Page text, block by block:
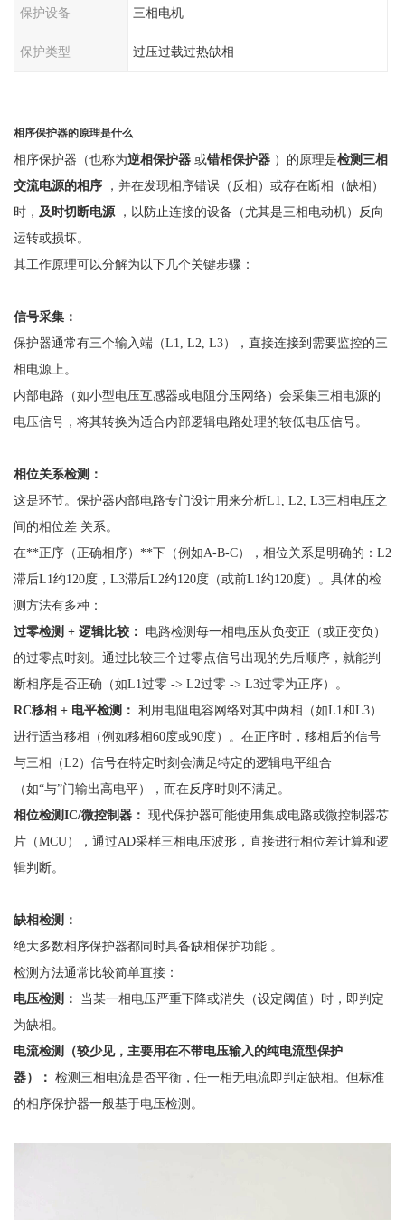
保护设备 三相电机
保护类型 过压过载过热缺相
相序保护器的原理是什么
相序保护器（也称为逆相保护器 或错相保护器 ）的原理是检测三相
交流电源的相序
，并在发现相序错误（反相）或存在断相（缺相）
时， 及时切断电源
，以防止连接的设备（尤其是三相电动机）反向
运转或损坏。
其工作原理可以分解为以下几个关键步骤：
信号采集：
保护器通常有三个输入端（L1, L2, L3），直接连接到需要监控的三
相电源上。
内部电路（如小型电压互感器或电阻分压网络）会采集三相电源的
电压信号，将其转换为适合内部逻辑电路处理的较低电压信号。
相位关系检测：
这是环节。保护器内部电路专门设计用来分析L1, L2, L3三相电压之
间的相位差 关系。
在**正序（正确相序）**下（例如A-B-C），相位关系是明确的：L2
滞后L1约120度，L3滞后L2约120度（或前L1约120度）。具体的检
测方法有多种：
过零检测 + 逻辑比较：
电路检测每一相电压从负变正（或正变负）
的过零点时刻。通过比较三个过零点信号出现的先后顺序，就能判
断相序是否正确（如L1过零 -> L2过零 -> L3过零为正序）。
RC移相 + 电平检测： 利用电阻电容网络对其中两相（如L1和L3）
进行适当移相（例如移相60度或90度）。在正序时，移相后的信号
与三相（L2）信号在特定时刻会满足特定的逻辑电平组合
（如“与”门输出高电平），而在反序时则不满足。
相位检测IC/微控制器： 现代保护器可能使用集成电路或微控制器芯
片（MCU），通过AD采样三相电压波形，直接进行相位差计算和逻
辑判断。
缺相检测：
绝大多数相序保护器都同时具备缺相保护功能 。
检测方法通常比较简单直接：
电压检测：
当某一相电压严重下降或消失（设定阈值）时，即判定
为缺相。
电流检测（较少见，主要用在不带电压输入的纯电流型保护
器）： 检测三相电流是否平衡，任一相无电流即判定缺相。但标准
的相序保护器一般基于电压检测。